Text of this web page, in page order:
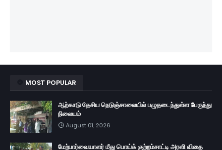
MOST POPULAR
ஆற்காடு தேசிய நெடுஞ்சாலையில் பழுதடைந்துள்ள பேருந்து
நிலையம்
August 01, 2026
மேற்பார்வையாளர் மீது பொய்க் குற்றம்சாட்டி அரளி விதை